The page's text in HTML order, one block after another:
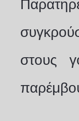
στους